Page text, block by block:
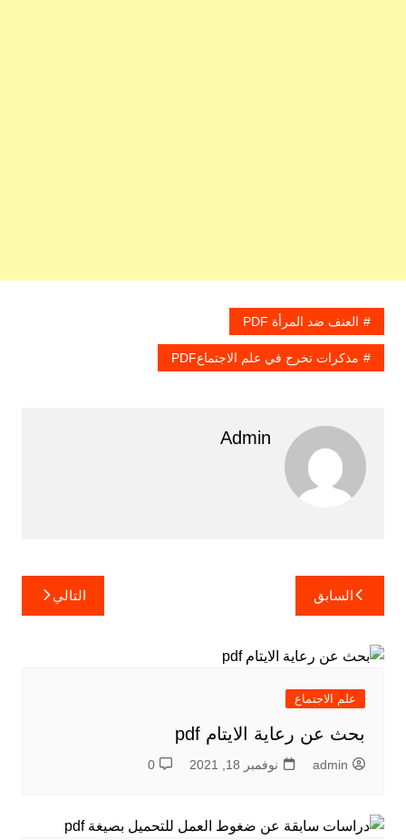
العنف ضد المرأة PDF
مذكرات تخرج في علم الاجتماعPDF
Admin
تصفّح
المقالات
السابق التالي
علم الاجتماع
بحث عن رعاية الايتام pdf
admin نوفمبر 18, 2021 0